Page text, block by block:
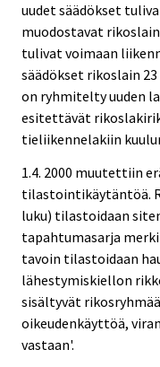
uudet säädökset
muodostavat rikoslain
tulivat voimaan
säädökset rikoslain
on ryhmitelty uuden
esitettävät
tieliikennelakiin
1.4. 2000 muutettiin
tilastointikäytäntöä.
luku) tilastoidaan
tapahtumasarja
tavoin tilastoidaan
lähestymiskiellon
sisältyvät
oikeudenkäyttöä,
vastaan'.